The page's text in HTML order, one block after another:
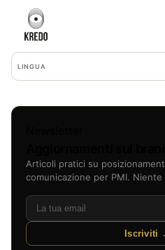
LINGUA
Articoli pratici su
comunicazione per PMI. Niente
Iscriviti